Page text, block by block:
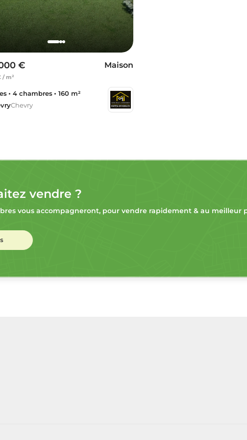
€
/ m²
Maison
4 chambres
160 m²
Chevry
vendre ?
vous accompagneront, pour vendre rapidement & au meilleur